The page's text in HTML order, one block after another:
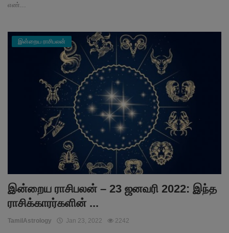
எண்...
இன்றைய ராசிபலன்
இன்றைய ராசிபலன் – 23 ஜனவரி 2022: இந்த
ராசிக்காரர்களின் ...
TamilAstrology Jan 23, 2022 2242